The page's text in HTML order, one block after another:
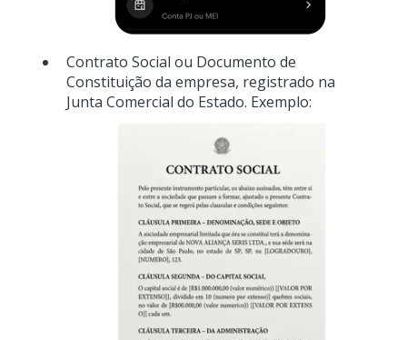
Contrato Social ou Documento de
Constituição da empresa, registrado na
Junta Comercial do Estado. Exemplo: